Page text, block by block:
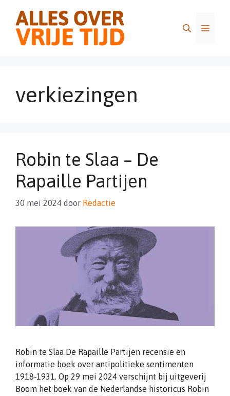
inhoud
Menu
verkiezingen
Robin te Slaa – De
Rapaille Partijen
30 mei 2024 door Redactie
Robin te Slaa De Rapaille Partijen recensie en
informatie boek over antipolitieke sentimenten
1918-1931. Op 29 mei 2024 verschijnt bij uitgeverij
Boom het boek van de Nederlandse historicus Robin